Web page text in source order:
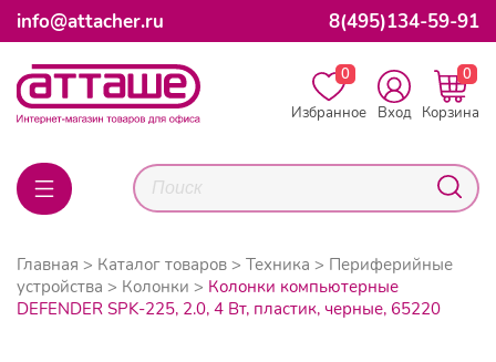
info@attacher.ru 8(495)134-59-91
0
Избранное
Вход
0
Корзина
Главная Каталог товаров Техника
Периферийные
устройства
Колонки
Колонки компьютерные
DEFENDER SPK-225, 2.0, 4 Вт, пластик, черные, 65220